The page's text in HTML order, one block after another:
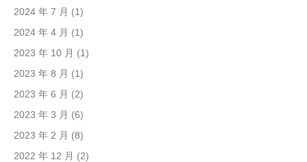
2024 年 7 月 (1)
2024 年 4 月 (1)
2023 年 10 月 (1)
2023 年 8 月 (1)
2023 年 6 月 (2)
2023 年 3 月 (6)
2023 年 2 月 (8)
2022 年 12 月 (2)